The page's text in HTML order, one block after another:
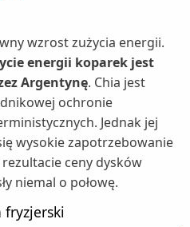
wzrost zużycia energii.
energii koparek jest
Argentynę. Chia jest
ochronie
Jednak jej
wysokie zapotrzebowanie
ceny dysków
niemal o połowę.
fryzjerski